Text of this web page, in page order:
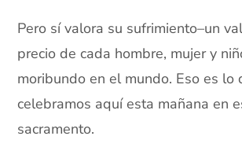
Pero sí valora su sufrimiento–un
precio de cada hombre, mujer y
moribundo en el mundo. Eso es lo
celebramos aquí esta mañana en
sacramento.